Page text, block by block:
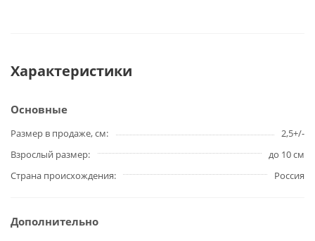
Характеристики
Основные
Размер в продаже, см
2,5+/-
Взрослый размер
до 10 см
Страна происхождения
Россия
Дополнительно